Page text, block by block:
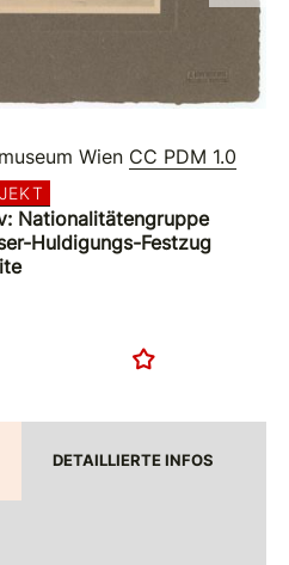
Wien CC PDM 1.0
Nationalitätengruppe
Huldigungs-Festzug
DETAILLIERTE INFOS